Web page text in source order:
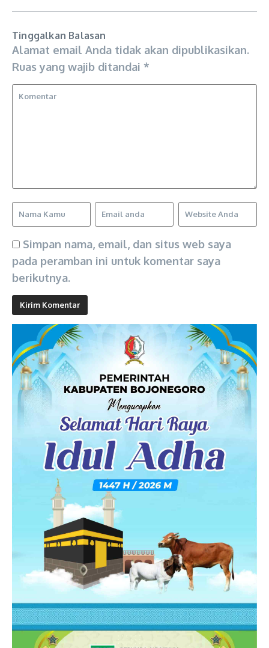
Tinggalkan Balasan
Alamat email Anda tidak akan dipublikasikan.
Ruas yang wajib ditandai *
Simpan nama, email, dan situs web saya
pada peramban ini untuk komentar saya
berikutnya.